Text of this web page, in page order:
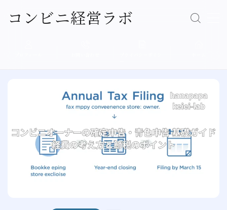
コンビニ経営ラボ
店舗運営
現場エピソード
Follow Me